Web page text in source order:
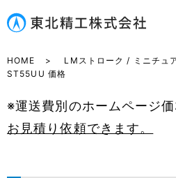
HOME LMストローク / ミニチュ
ST55UU 価格
※運送費別のホームページ価
お見積り依頼できます。